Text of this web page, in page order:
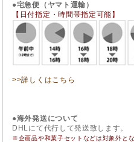
●宅急便（ヤマト運輸）
【日付指定・時間帯指定可能】
>>詳しくはこちら
●海外発送について
DHLにて代行して発送致します。
※企画品や和菓子セットなどは対象外と